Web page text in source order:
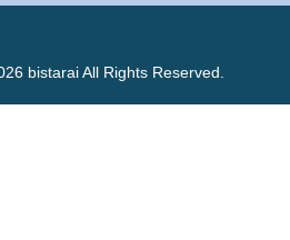
bistarai All Rights Reserved.